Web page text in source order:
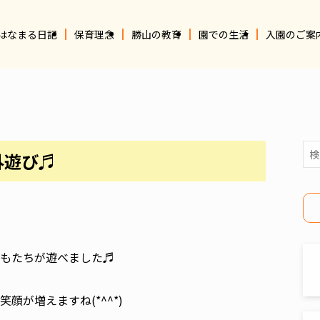
なまる日記 保育理念 勝山の教育 園での生活 入園のご案
遊び♬
たちが遊べました♬
顔が増えますね(*^^*)